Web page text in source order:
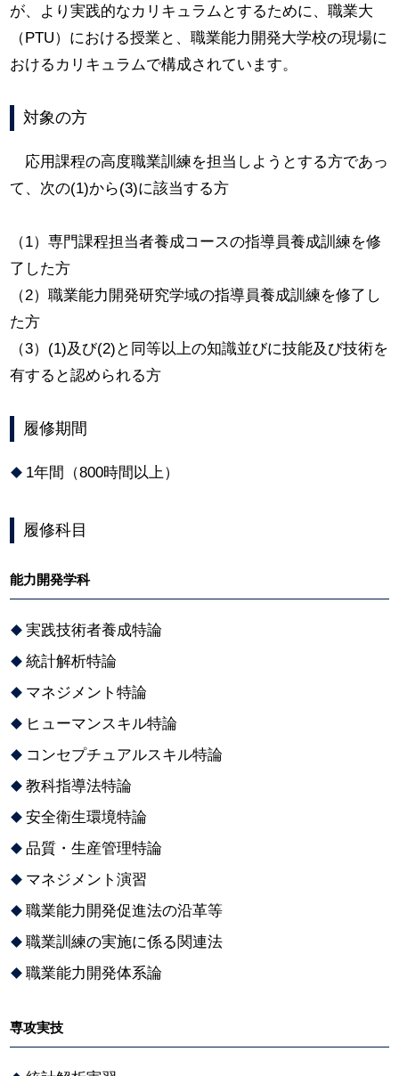
が、より実践的なカリキュラムとするために、職業大
（PTU）における授業と、職業能力開発大学校の現場に
おけるカリキュラムで構成されています。
対象の方
応用課程の高度職業訓練を担当しようとする方であっ
て、次の(1)から(3)に該当する方
（1）専門課程担当者養成コースの指導員養成訓練を修
了した方
（2）職業能力開発研究学域の指導員養成訓練を修了し
た方
（3）(1)及び(2)と同等以上の知識並びに技能及び技術を
有すると認められる方
履修期間
1年間（800時間以上）
履修科目
能力開発学科
実践技術者養成特論
統計解析特論
マネジメント特論
ヒューマンスキル特論
コンセプチュアルスキル特論
教科指導法特論
安全衛生環境特論
品質・生産管理特論
マネジメント演習
職業能力開発促進法の沿革等
職業訓練の実施に係る関連法
職業能力開発体系論
専攻実技